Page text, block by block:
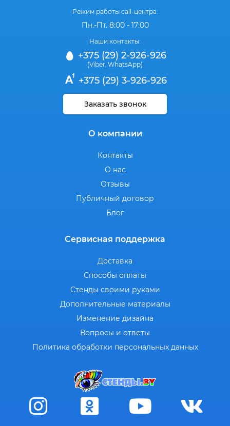
Режим работы call-центра:
Пн.-Пт. 8:00 - 17:00
Наши контакты:
+375 (29) 2-926-926
(Viber WhatsApp)
+375 (29) 3-926-926
Заказать звонок
О компании
Контакты
О нас
Отзывы
Публичный договор
Блог
Сервисная поддержка
Доставка
Способы оплаты
Стенды своими руками
Дополнительные материалы
Изменение дизайна
Вопросы и ответы
Политика обработки персональных данных